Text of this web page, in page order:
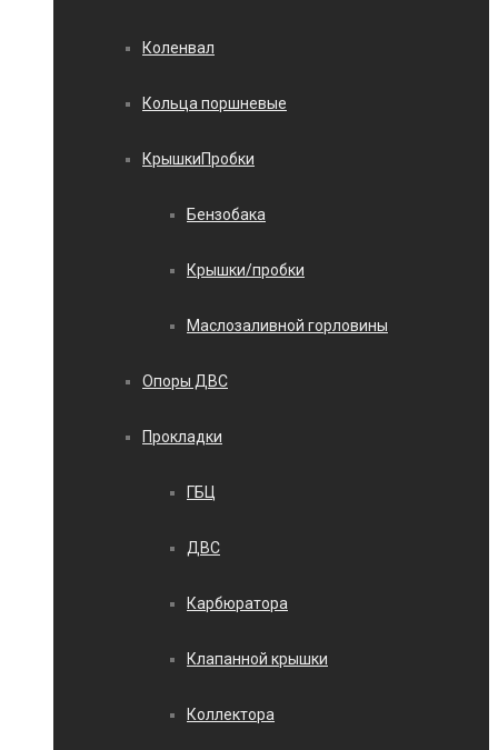
Коленвал
Кольца поршневые
КрышкиПробки
Бензобака
Крышки/пробки
Маслозаливной горловины
Опоры ДВС
Прокладки
ГБЦ
ДВС
Карбюратора
Клапанной крышки
Коллектора